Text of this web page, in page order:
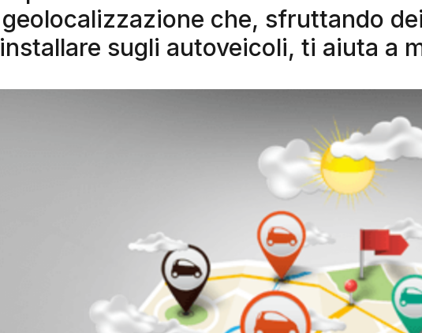
geolocalizzazione che, sfruttando
installare sugli autoveicoli, ti aiuta a